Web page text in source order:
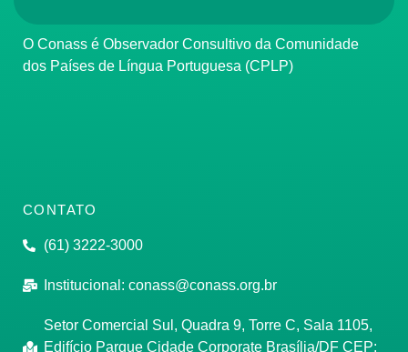
O Conass é Observador Consultivo da Comunidade
dos Países de Língua Portuguesa (CPLP)
CONTATO
(61) 3222-3000
Institucional: conass@conass.org.br
Setor Comercial Sul, Quadra 9, Torre C, Sala 1105,
Edifício Parque Cidade Corporate Brasília/DF CEP: